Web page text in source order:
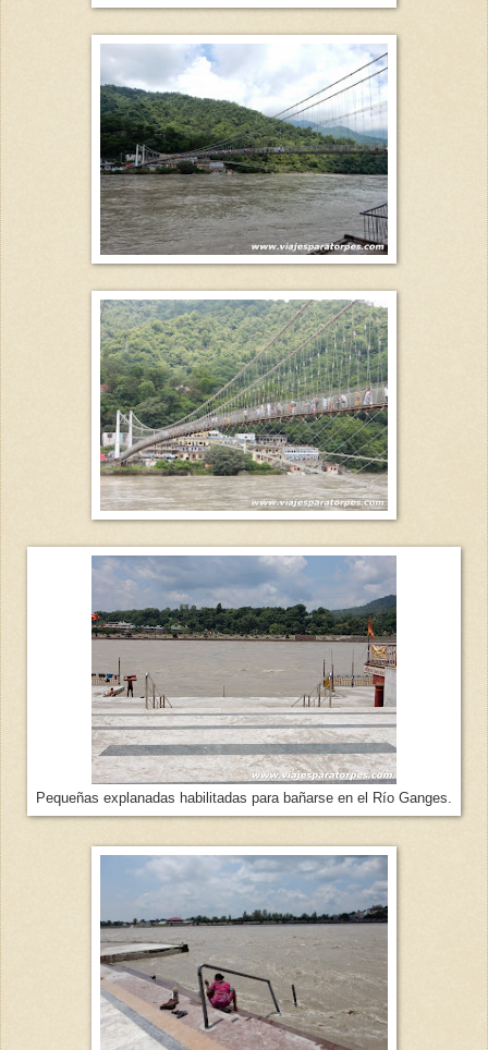
Pequeñas explanadas habilitadas para bañarse en el Río Ganges.